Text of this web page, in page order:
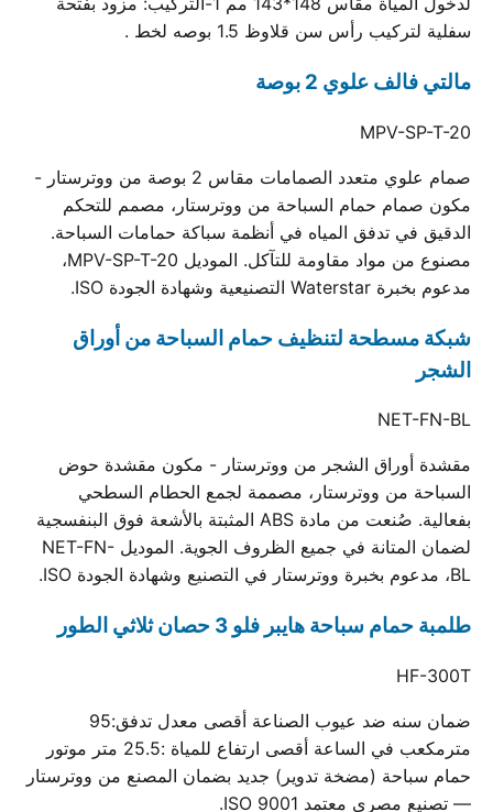
سفلية لتركيب رأس سن قلاوظ 1.5 بوصه لخط .
مالتي فالف علوي 2 بوصة
MPV-SP-T-20
صمام علوي متعدد الصمامات مقاس 2 بوصة من ووترستار -
مكون صمام حمام السباحة من ووترستار، مصمم للتحكم
الدقيق في تدفق المياه في أنظمة سباكة حمامات السباحة.
مصنوع من مواد مقاومة للتآكل. الموديل MPV-SP-T-20،
مدعوم بخبرة Waterstar التصنيعية وشهادة الجودة ISO.
شبكة مسطحة لتنظيف حمام السباحة من أوراق
الشجر
NET-FN-BL
مقشدة أوراق الشجر من ووترستار - مكون مقشدة حوض
السباحة من ووترستار، مصممة لجمع الحطام السطحي
بفعالية. صُنعت من مادة ABS المثبتة بالأشعة فوق البنفسجية
لضمان المتانة في جميع الظروف الجوية. الموديل NET-FN-
BL، مدعوم بخبرة ووترستار في التصنيع وشهادة الجودة ISO.
طلمبة حمام سباحة هايبر فلو 3 حصان ثلاثي الطور
HF-300T
ضمان سنه ضد عيوب الصناعة أقصى معدل تدفق:95
مترمكعب في الساعة أقصى ارتفاع للمياة :25.5 متر موتور
حمام سباحة (مضخة تدوير) جديد بضمان المصنع من ووترستار
— تصنيع مصري معتمد ISO 9001.